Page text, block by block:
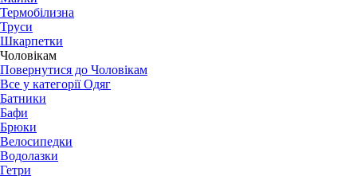
Термобілизна
Труси
Шкарпетки
Чоловікам
Повернутися до Чоловікам
Все у категорії Одяг
Батники
Бафи
Брюки
Велосипедки
Водолазки
Гетри